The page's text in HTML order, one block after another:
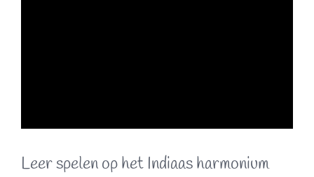
Leer spelen op het Indiaas harmonium